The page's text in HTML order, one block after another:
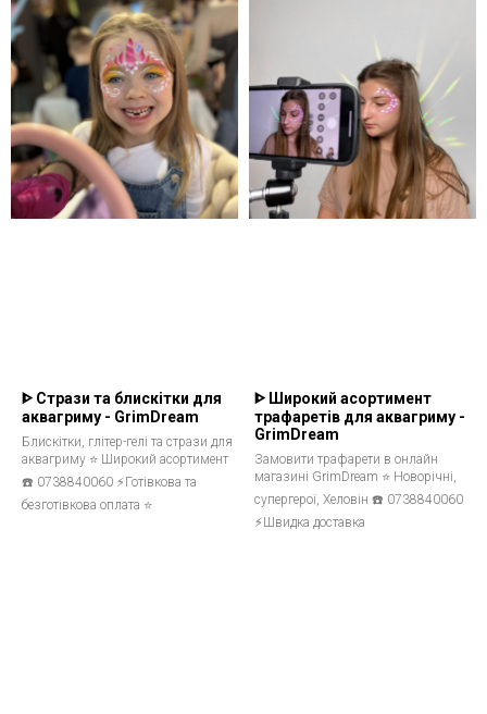
ᐈ Стрази та блискітки для
аквагриму - GrimDream
Блискітки, глітер-гелі та стрази для
аквагриму ⭐ Широкий асортимент
☎️ 0738840060 ⚡Готівкова та
безготівкова оплата ⭐
ᐈ Широкий асортимент
трафаретів для аквагриму -
GrimDream
Замовити трафарети в онлайн
магазині GrimDream ⭐ Новорічні,
супергерої, Хеловін ☎️ 0738840060
⚡Швидка доставка